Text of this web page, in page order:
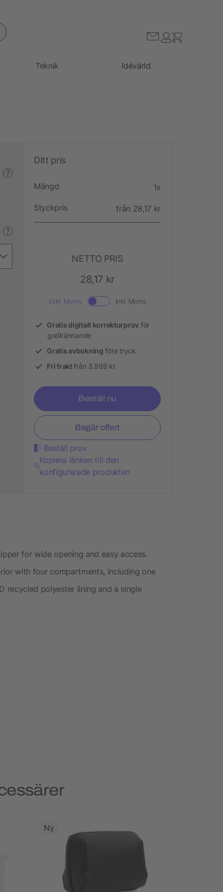
Teknik Idévärld
?
?
Ditt pris
Mängd 1x
Styckpris från 28,17 kr
NETTO PRIS
28,17 kr
Exkl. Moms. Inkl. Moms
Gratis digitalt korrekturprov för
godkännande
Gratis avbokning före tryck
Fri fraktfrån 3.999 kr
Beställ nu
Begär offert
Beställ prov
Kopiera länken till den
konfigurerade produkten
for wide opening and easy access.
with four compartments, including one
recycled polyester lining and a single
Ny